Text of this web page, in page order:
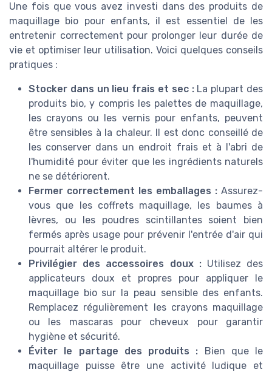
Une fois que vous avez investi dans des produits de
maquillage bio pour enfants, il est essentiel de les
entretenir correctement pour prolonger leur durée de
vie et optimiser leur utilisation. Voici quelques conseils
pratiques :
Stocker dans un lieu frais et sec :La plupart des
produits bio, y compris les palettes de maquillage,
les crayons ou les vernis pour enfants, peuvent
être sensibles à la chaleur. Il est donc conseillé de
les conserver dans un endroit frais et à l'abri de
l'humidité pour éviter que les ingrédients naturels
ne se détériorent.
Fermer correctement les emballages : Assurez-
vous que les coffrets maquillage, les baumes à
lèvres, ou les poudres scintillantes soient bien
fermés après usage pour prévenir l'entrée d'air qui
pourrait altérer le produit.
Privilégier des accessoires doux :Utilisez des
applicateurs doux et propres pour appliquer le
maquillage bio sur la peau sensible des enfants.
Remplacez régulièrement les crayons maquillage
ou les mascaras pour cheveux pour garantir
hygiène et sécurité.
Éviter le partage des produits : Bien que le
maquillage puisse être une activité ludique et